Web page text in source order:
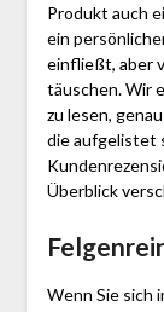
Produkt auch
ein
einfließt, aber
täuschen. Wir
zu lesen,
die aufgelistet
Überblick
Wenn Sie sich